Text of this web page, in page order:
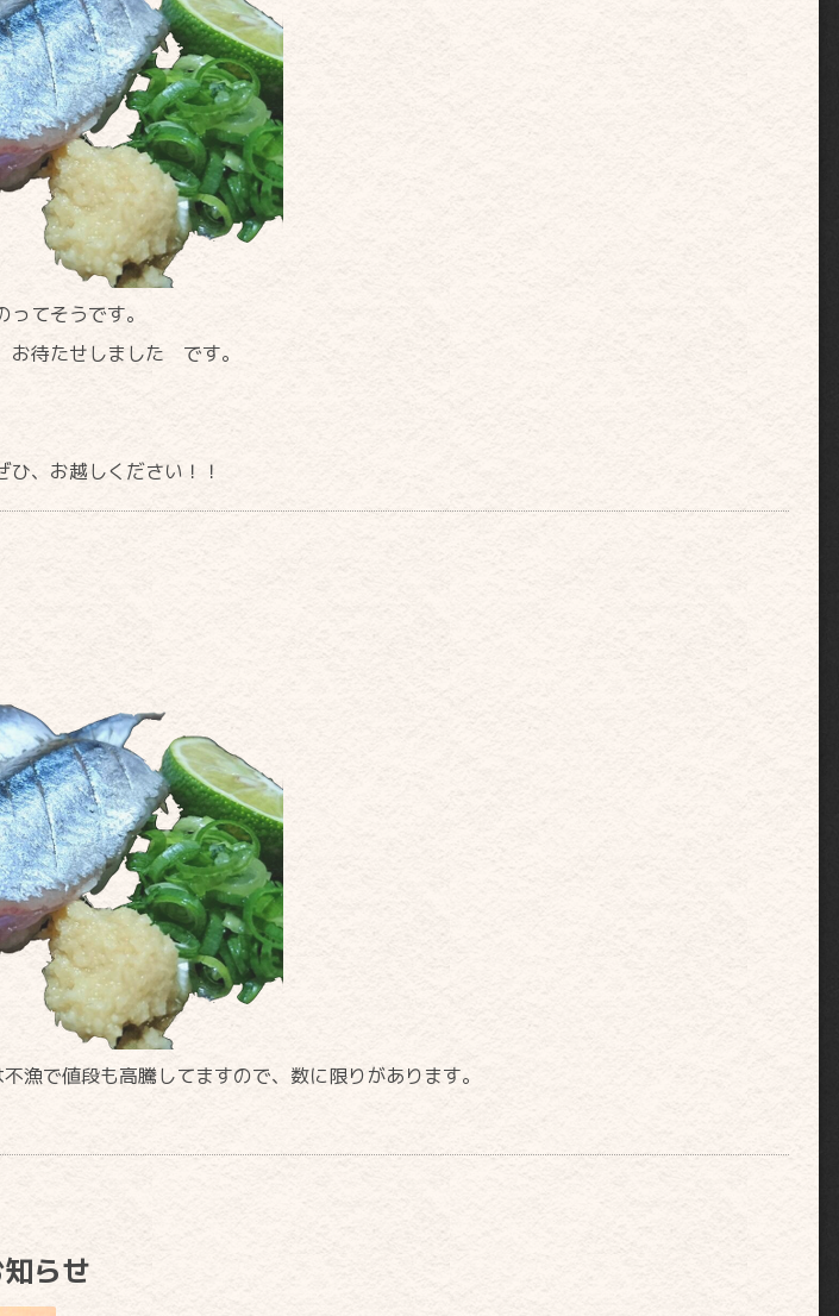
てそうです。
お待たせしました です。
、お越しください！！
漁で値段も高騰してますので、数に限りがあります。
らせ